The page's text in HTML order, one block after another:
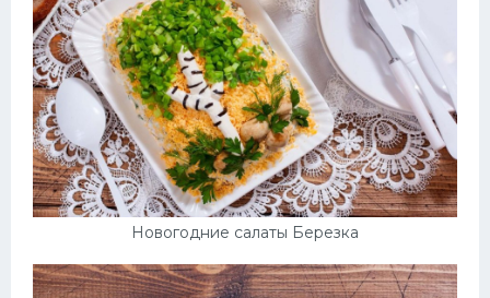
Новогодние салаты Березка